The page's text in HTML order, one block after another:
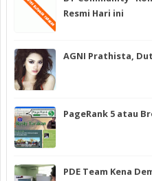
Resmi Hari ini
AGNI Prathista,
PageRank 5 atau
PDE Team Kena